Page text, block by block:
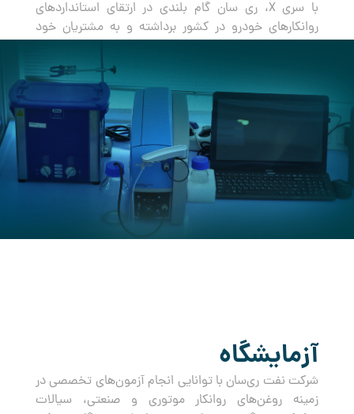
با سری X، ری سان گام بلندی در ارتقای استانداردهای
روانکارهای خودرو در کشور برداشته و به مشتریان خود
آزمایشگاه
شرکت نفت ری‌سان با توانایی انجام آزمون‌های تخصصی در
زمینه روغن‌های روانکار موتوری و صنعتی، سیالات